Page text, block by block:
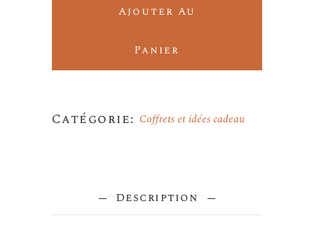
Ajouter Au
Panier
Catégorie: Coffrets et idées cadeau
Description